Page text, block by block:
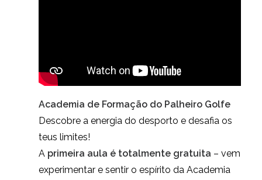
Academia de Formação do Palheiro Golfe
Descobre a energia do desporto e desafia os
teus limites!
A primeira aula é totalmente gratuita – vem
experimentar e sentir o espírito da Academia